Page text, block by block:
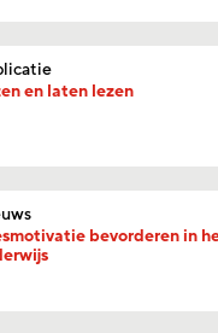
en laten lezen
bevorderen in